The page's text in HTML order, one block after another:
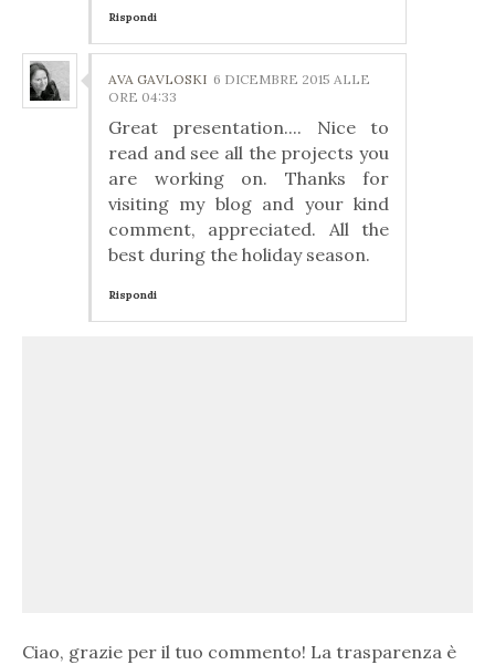
Rispondi
AVA GAVLOSKI 6 DICEMBRE 2015 ALLE
ORE 04:33
Great presentation.... Nice to
read and see all the projects you
are working on. Thanks for
visiting my blog and your kind
comment, appreciated. All the
best during the holiday season.
Rispondi
Ciao, grazie per il tuo commento! La trasparenza è